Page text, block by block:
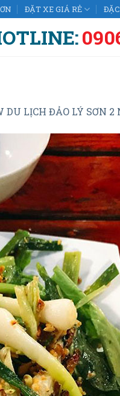
ĐẶT XE GIÁ RẺ
DU LỊCH ĐẢO LÝ SƠN